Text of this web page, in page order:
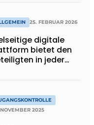
25. FEBRUAR 2026
digitale
bietet den
in jeder
2025